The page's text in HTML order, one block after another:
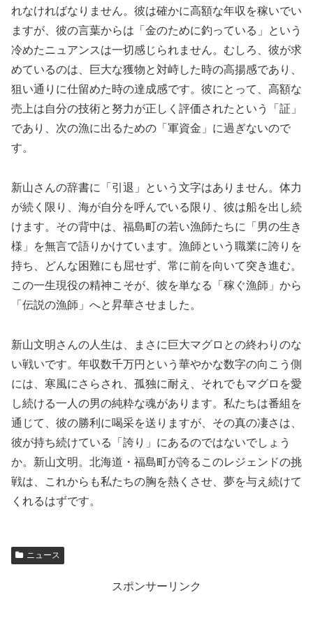
れなければなりません。彼は確かに高額な年収を稼いでい
ますが、彼の言葉からは「金のために釣っている」という
冷めたニュアンスは一切感じられません。むしろ、彼が求
めているのは、巨大な獲物と対峙した時の高揚感であり、
狙い通りに仕留めた時の達成感です。彼にとって、高額な
売上は自分の技術と努力が正しく評価されたという「証」
であり、次の漁に出るための「軍資金」に過ぎないので
す。
新山さんの辞書に「引退」という文字はありません。体力
が続く限り、海が自分を呼んでいる限り、彼は船を出し続
けます。その背中は、福島町の若い漁師たちに「男の生き
様」を無言で語りかけています。漁師という職業に誇りを
持ち、どんな困難にも屈せず、常に前を向いて突き進む。
この一生現役の精神こそが、彼を単なる「稼ぐ漁師」から
「伝説の漁師」へと昇華させました。
新山文明さんの人生は、まさに巨大マグロとの終わりのな
い戦いです。年収数千万円という華やかな数字の向こう側
には、寒風にさらされ、孤独に耐え、それでもマグロを愛
し続ける一人の男の純粋な魂があります。私たちは番組を
通じて、彼の勝利に喝采を送りますが、その真の凄さは、
彼が持ち続けている「誇り」にあるのではないでしょう
か。新山文明。北海道・福島町が誇るこのレジェンドの挑
戦は、これからも私たちの胸を熱くさせ、夢を与え続けて
くれるはずです。
ニュース
スポンサーリンク